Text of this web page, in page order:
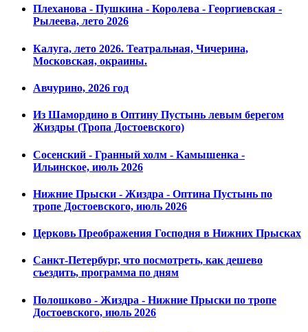
Плеханова - Пушкина - Королева - Георгиевская -
Рылеева, лето 2026
Калуга, лето 2026. Театральная, Чичерина,
Московская, окраины.
Авчурино, 2026 год
Из Шамордино в Оптину Пустынь левым берегом
Жиздры (Тропа Достоевского)
Сосенский - Гранный холм - Камышенка -
Ильинское, июль 2026
Нижние Прыски - Жиздра - Оптина Пустынь по
тропе Достоевского, июль 2026
Церковь Преображения Господня в Нижних Прысках
Санкт-Петербург, что посмотреть, как дешево
съездить, программа по дням
Полошково - Жиздра - Нижние Прыски по тропе
Достоевского, июль 2026